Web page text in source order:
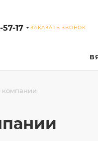
17 ЗАКАЗАТЬ ЗВОНОК
компании